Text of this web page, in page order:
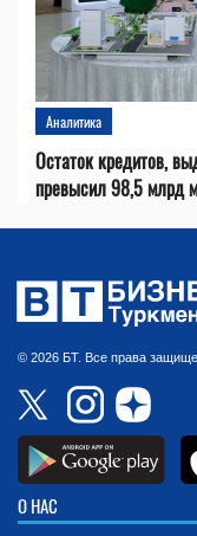
Аналитика
Остаток кредитов,
превысил 98,5 млрд
© 2026 БТ. Все права
О НАС